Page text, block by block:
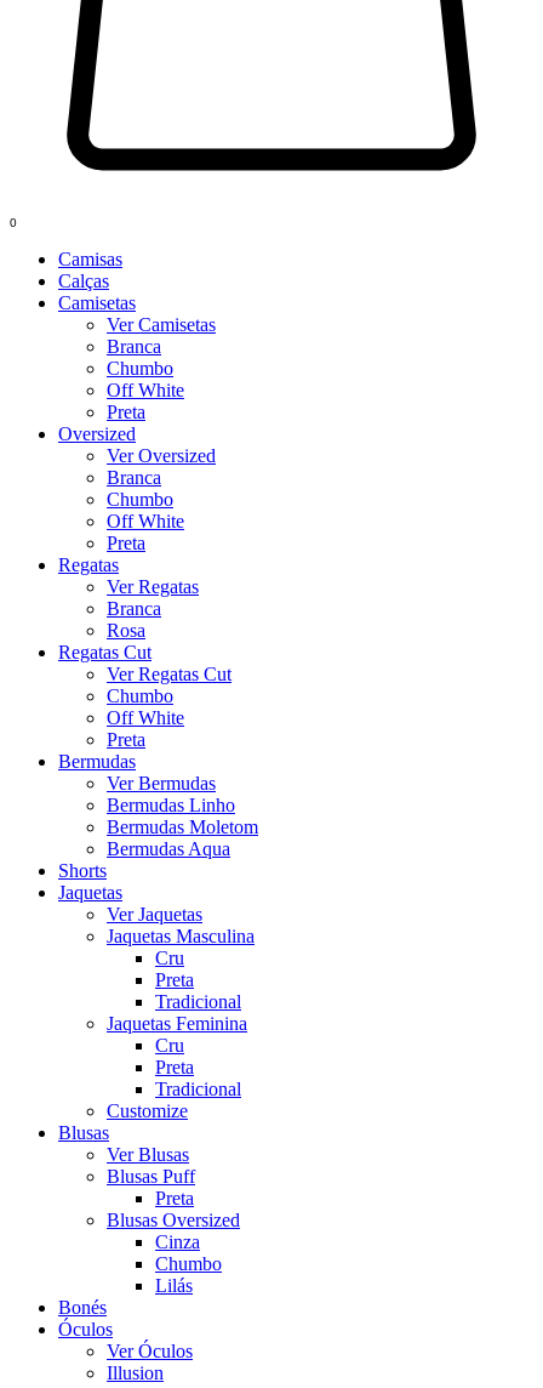
0
Camisas
Calças
Camisetas
Ver Camisetas
Branca
Chumbo
Off White
Preta
Oversized
Ver Oversized
Branca
Chumbo
Off White
Preta
Regatas
Ver Regatas
Branca
Rosa
Regatas Cut
Ver Regatas Cut
Chumbo
Off White
Preta
Bermudas
Ver Bermudas
Bermudas Linho
Bermudas Moletom
Bermudas Aqua
Shorts
Jaquetas
Ver Jaquetas
Jaquetas Masculina
Cru
Preta
Tradicional
Jaquetas Feminina
Cru
Preta
Tradicional
Customize
Blusas
Ver Blusas
Blusas Puff
Preta
Blusas Oversized
Cinza
Chumbo
Lilás
Bonés
Óculos
Ver Óculos
Illusion